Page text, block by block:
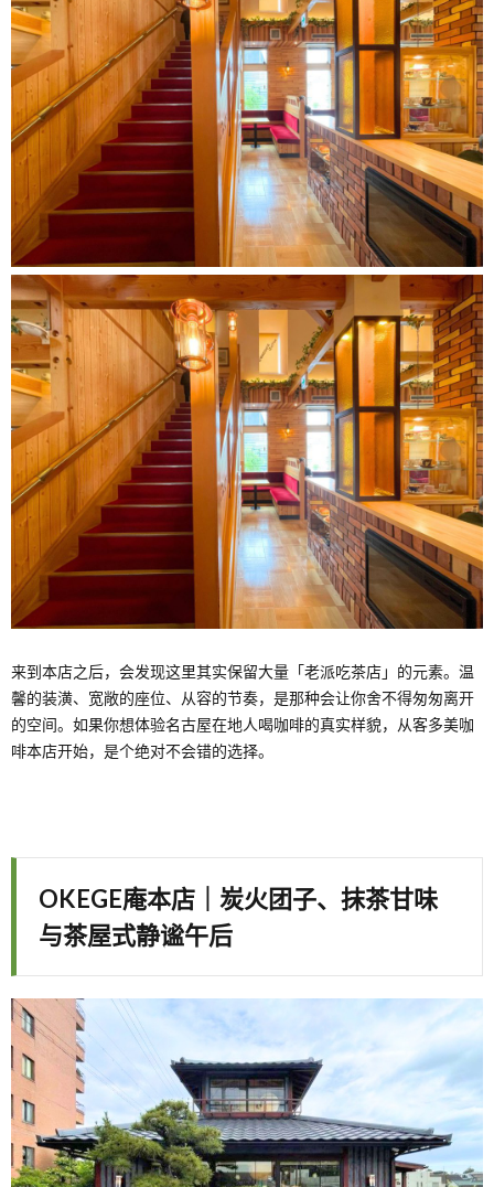
来到本店之后，会发现这里其实保留大量「老派吃茶店」的元素。温
馨的装潢、宽敞的座位、从容的节奏，是那种会让你舍不得匆匆离开
的空间。如果你想体验名古屋在地人喝咖啡的真实样貌，从客多美咖
啡本店开始，是个绝对不会错的选择。
OKEGE庵本店｜炭火团子、抹茶甘味
与茶屋式静谧午后